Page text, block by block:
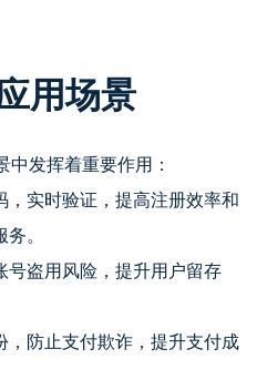
用场景
发挥着重要作用：
实时验证，提高注册效率和
。
号盗用风险，提升用户留存
防止支付欺诈，提升支付成